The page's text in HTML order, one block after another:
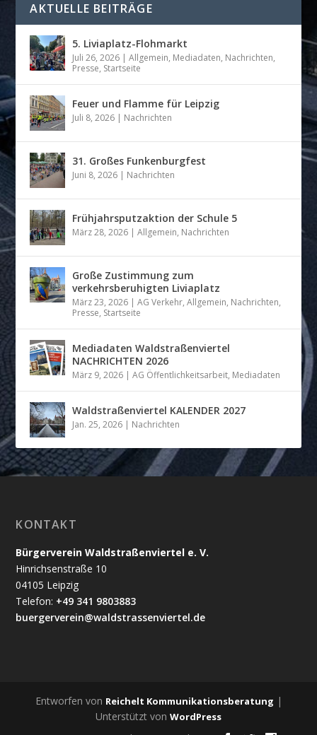
AKTUELLE BEITRÄGE
5. Liviaplatz-Flohmarkt
Juli 26, 2026 |Allgemein, Mediadaten, Nachrichten,
Presse, Startseite
Feuer und Flamme für Leipzig
Juli 8, 2026 | Nachrichten
31. Großes Funkenburgfest
Juni 8, 2026 | Nachrichten
Frühjahrsputzaktion der Schule 5
März 28, 2026 |Allgemein, Nachrichten
Große Zustimmung zum
verkehrsberuhigten Liviaplatz
März 23, 2026 |AG Verkehr,Allgemein, Nachrichten,
Presse, Startseite
Mediadaten Waldstraßenviertel
NACHRICHTEN 2026
März 9, 2026 |AG Öffentlichkeitsarbeit, Mediadaten
Waldstraßenviertel KALENDER 2027
Jan. 25, 2026 | Nachrichten
KONTAKT
Bürgerverein Waldstraßenviertel e. V.
Hinrichsenstraße 10
04105 Leipzig
Telefon: +49 341 9803883
buergerverein@waldstrassenviertel.de
Entworfen von Reichelt Kommunikationsberatung |
Unterstützt von WordPress